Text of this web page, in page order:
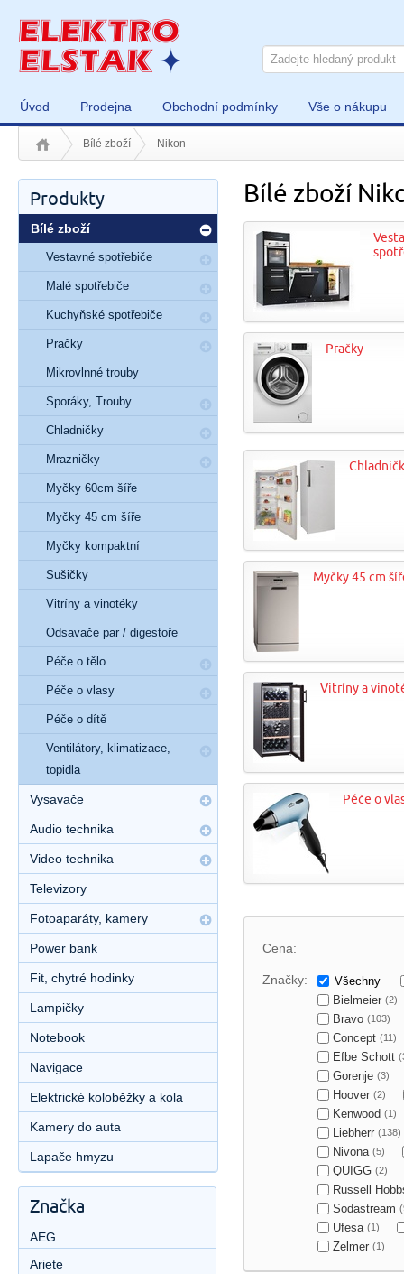
Úvod Prodejna Obchodní podmínky Vše o nákupu
Bílé zboží Nikon
Bílé zboží
Pračky
Myčky 45 cm
Vitríny a
Péče o
Cena:
Značky:
Všechny
Bielmeier (2)
Bravo (103)
Concept (11)
Efbe Schott
Gorenje (3)
Hoover (2)
Kenwood (1)
Liebherr (138)
Nivona (5)
QUIGG (2)
Russell
Sodastream
Ufesa (1)
Zelmer (1)
Produkty
Bílé zboží
Vestavné spotřebiče
Malé spotřebiče
Kuchyňské spotřebiče
Pračky
Mikrovlnné trouby
Sporáky, Trouby
Chladničky
Mrazničky
Myčky 60cm šíře
Myčky 45 cm šíře
Myčky kompaktní
Sušičky
Vitríny a vinotéky
Odsavače par / digestoře
Péče o tělo
Péče o vlasy
Péče o dítě
Ventilátory, klimatizace,
topidla
Vysavače
Audio technika
Video technika
Televizory
Fotoaparáty, kamery
Power bank
Fit, chytré hodinky
Lampičky
Notebook
Navigace
Elektrické koloběžky a kola
Kamery do auta
Lapače hmyzu
Značka
AEG
Ariete